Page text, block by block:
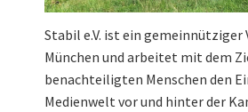
Stabil e.V. ist ein gemeinnütziger
München und arbeitet mit dem
benachteiligten Menschen den
Medienwelt vor und hinter der